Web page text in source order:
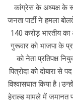
कांग्रेस के अध्यक्ष के
जनता पार्टी ने हमला
140 करोड़ भारतीय
गुरूवार को भाजपा के
को नेता प्रतिपक्ष
पित्रोदा को दोबारा
विश्वासघात किया
हेराल्ड मामले में जमानत